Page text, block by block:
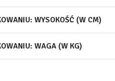
WYSOKOŚĆ (W CM)
WAGA (W KG)